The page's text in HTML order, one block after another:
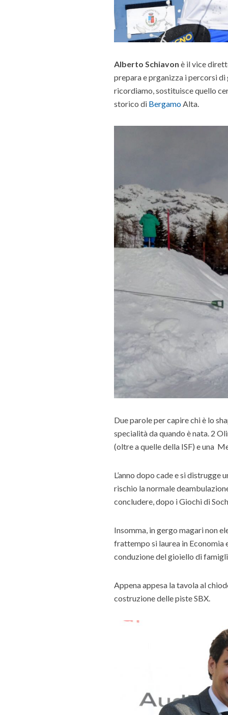
Alberto Schiavon è il vice
prepara e prganizza i percorsi di
ricordiamo, sostituisce quello
storico di Bergamo Alta.
Due parole per capire chi è lo
specialità da quando è nata. 2
(oltre a quelle della ISF) e una
L’anno dopo cade e si
rischio la normale
concludere, dopo i Giochi di
Insomma, in gergo magari non
frattempo si laurea in Economia
conduzione del gioiello di
Appena appesa la tavola al
costruzione delle piste SBX.